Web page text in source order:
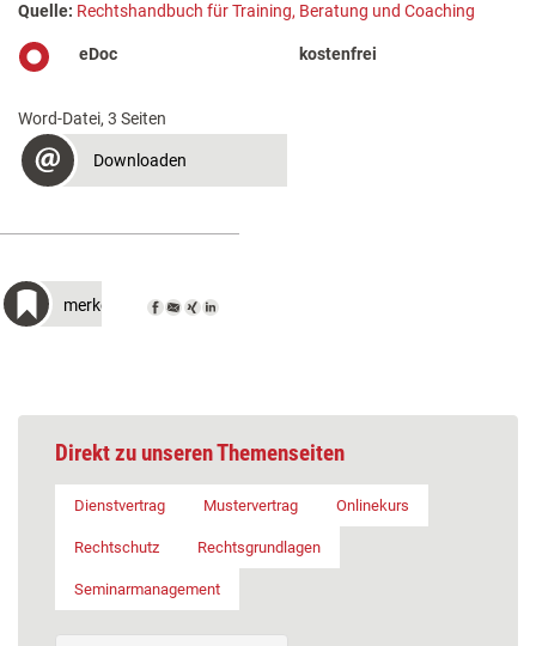
Quelle: Rechtshandbuch für Training, Beratung und Coaching
eDoc kostenfrei
Word-Datei, 3 Seiten
Downloaden
merken
Direkt zu unseren Themenseiten
Dienstvertrag Mustervertrag Onlinekurs
Rechtschutz Rechtsgrundlagen
Seminarmanagement